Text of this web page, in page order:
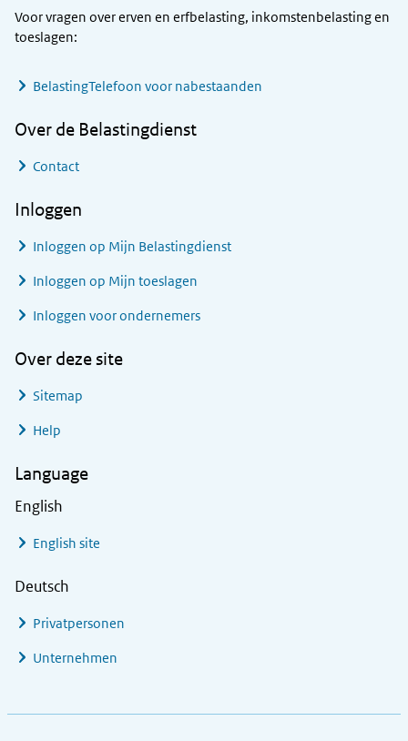
Voor vragen over erven en erfbelasting, inkomstenbelasting en
toeslagen:
BelastingTelefoon voor nabestaanden
Over de Belastingdienst
Contact
Inloggen
Inloggen op Mijn Belastingdienst
Inloggen op Mijn toeslagen
Inloggen voor ondernemers
Over deze site
Sitemap
Help
Language
English
English site
Deutsch
Privatpersonen
Unternehmen